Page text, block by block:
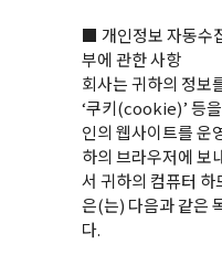
■ 개인정보 자동수
부에 관한 사항
회사는 귀하의 정보
‘쿠키(cookie)’ 등
인의 웹사이트를 운
하의 브라우저에 보
서 귀하의 컴퓨터
은(는) 다음과 같은
다.